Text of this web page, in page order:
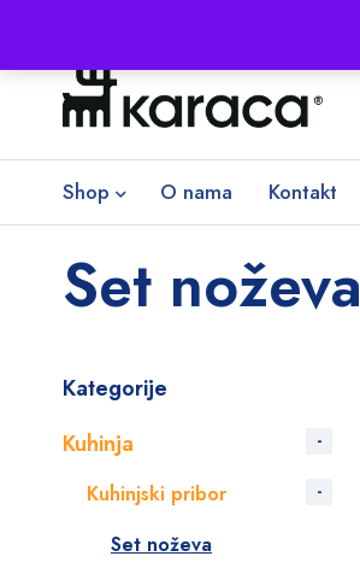
Shop O nama Kontakt
Set noževa
Kategorije
Kuhinja
Kuhinjski pribor
Set noževa